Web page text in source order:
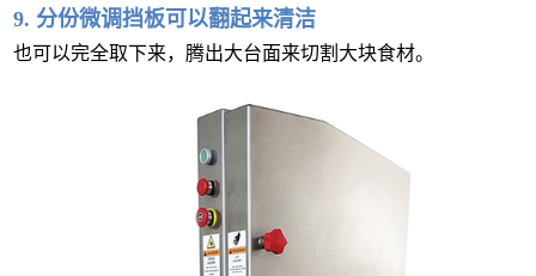
9. 分份微调挡板可以翻起来清洁
也可以完全取下来，腾出大台面来切割大块食材。